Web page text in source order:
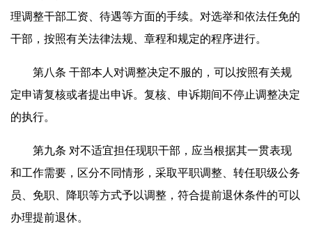
理调整干部工资、待遇等方面的手续。对选举和依法任免的
干部，按照有关法律法规、章程和规定的程序进行。
第八条 干部本人对调整决定不服的，可以按照有关规
定申请复核或者提出申诉。复核、申诉期间不停止调整决定
的执行。
第九条 对不适宜担任现职干部，应当根据其一贯表现
和工作需要，区分不同情形，采取平职调整、转任职级公务
员、免职、降职等方式予以调整，符合提前退休条件的可以
办理提前退休。